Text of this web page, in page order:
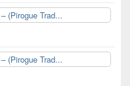
(Pirogue Trad...
(Pirogue Trad...